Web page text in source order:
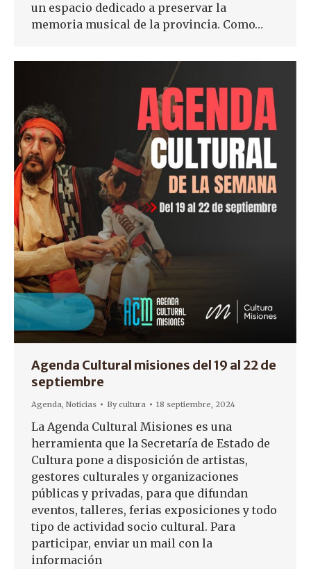
un espacio dedicado a preservar la
memoria musical de la provincia. Como…
Agenda Cultural misiones del 19 al 22 de
septiembre
Agenda, Noticias Bycultura 18 septiembre, 2024
La Agenda Cultural Misiones es una
herramienta que la Secretaría de Estado de
Cultura pone a disposición de artistas,
gestores culturales y organizaciones
públicas y privadas, para que difundan
eventos, talleres, ferias exposiciones y todo
tipo de actividad socio cultural. Para
participar, enviar un mail con la
información